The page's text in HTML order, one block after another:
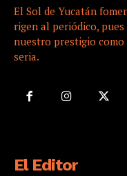
El Sol de Yucatán
rigen al periódico,
nuestro prestigio como
seria.
El Editor